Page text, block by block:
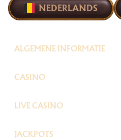
NEDERLANDS
ALGEMENE INFORMATIE
CASINO
LIVE CASINO
JACKPOTS